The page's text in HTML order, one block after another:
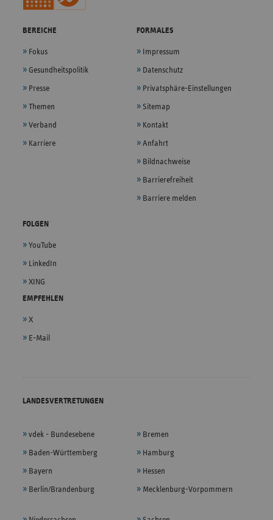
BEREICHE
Fokus
Gesundheitspolitik
Presse
Themen
Verband
Karriere
FORMALES
Impressum
Datenschutz
Privatsphäre-Einstellungen
Sitemap
Kontakt
Anfahrt
Bildnachweise
Barrierefreiheit
Barriere melden
FOLGEN
YouTube
LinkedIn
XING
EMPFEHLEN
X
E-Mail
LANDESVERTRETUNGEN
vdek - Bundesebene
Baden-Württemberg
Bayern
Berlin/Brandenburg
Bremen
Hamburg
Hessen
Mecklenburg-Vorpommern